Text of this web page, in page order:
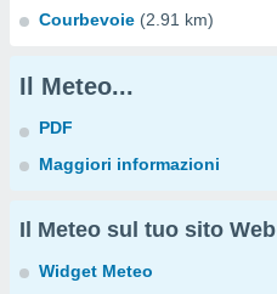
Courbevoie (2.91 km)
Il Meteo...
PDF
Maggiori informazioni
Il Meteo sul tuo sito Web
Widget Meteo